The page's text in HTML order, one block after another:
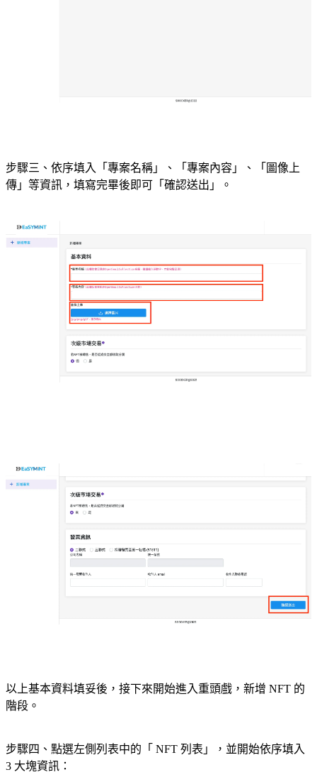
步驟三、依序填入「專案名稱」、「專案內容」、「圖像上
傳」等資訊，填寫完畢後即可「確認送出」。
以上基本資料填妥後，接下來開始進入重頭戲，新增 NFT 的
階段。
步驟四、點選左側列表中的「 NFT 列表」，並開始依序填入
3 大塊資訊：